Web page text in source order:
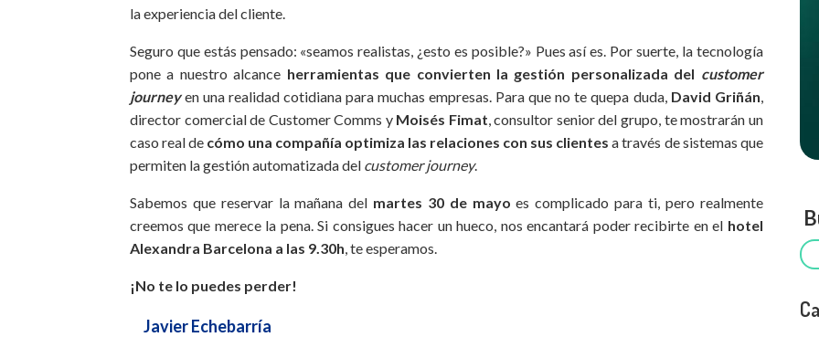
la experiencia del cliente.
Seguro que estás pensado: «seamos realistas, ¿esto es posible?» Pues así es. Por suerte, la tecnología
pone a nuestro alcance herramientas que convierten la gestión personalizada del customer
journeyen una realidad cotidiana para muchas empresas. Para que no te quepa duda, David Griñán
director comercial de Customer Comms y Moisés Fimat , consultor senior del grupo, te mostrarán un
caso real de cómo una compañía optimiza las relaciones con sus clientes a través de sistemas que
permiten la gestión automatizada del customer journey.
Sabemos que reservar la mañana del martes 30 de mayo es complicado para ti, pero realmente
creemos que merece la pena. Si consigues hacer un hueco, nos encantará poder recibirte en el hotel
Alexandra Barcelona a las 9.30h , te esperamos.
¡No te lo puedes perder!
Javier Echebarría